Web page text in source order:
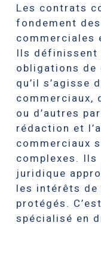
Les contrats
fondement
commerciales
Ils
obligations de
qu’il s’agisse
commerciaux,
ou d’autres
rédaction et
commerciaux
complexes.
juridique
les intérêts
protégés.
spécialisé en